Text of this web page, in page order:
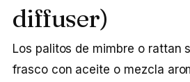
diffuser)
Los palitos de mimbre o rattan
frasco con aceite o mezcla